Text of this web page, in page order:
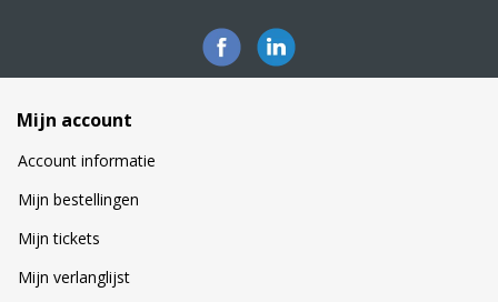
Mijn account
Account informatie
Mijn bestellingen
Mijn tickets
Mijn verlanglijst